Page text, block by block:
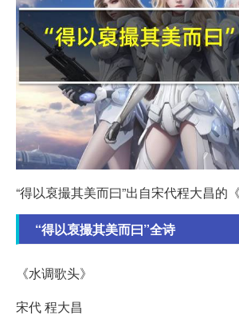
“得以裒撮其美而曰”出自宋代程大昌的《
“得以裒撮其美而曰”全诗
《水调歌头》
宋代 程大昌